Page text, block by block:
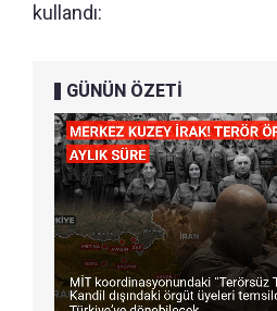
kullandı:
GÜNÜN ÖZETİ